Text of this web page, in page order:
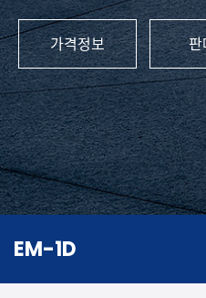
가격정보 판
EM-1D